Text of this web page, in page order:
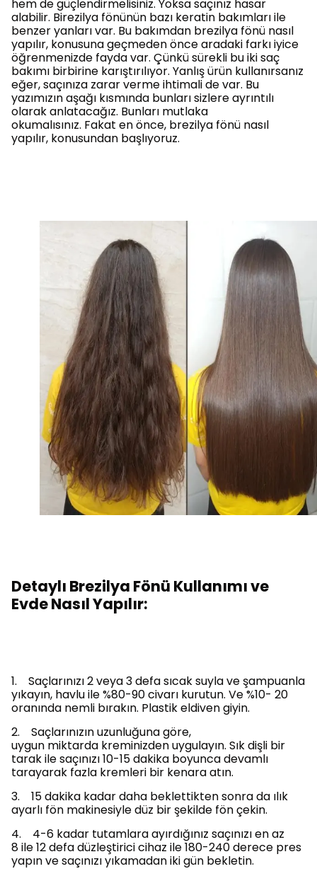
hem de güçlendirmelisiniz. Yoksa saçınız hasar
alabilir. Birezilya fönünün bazı keratin bakımları ile
benzer yanları var. Bu bakımdan brezilya fönü nasıl
yapılır, konusuna geçmeden önce aradaki farkı iyice
öğrenmenizde fayda var. Çünkü sürekli bu iki saç
bakımı birbirine karıştırılıyor. Yanlış ürün kullanırsanız
eğer, saçınıza zarar verme ihtimali de var. Bu
yazımızın aşağı kısmında bunları sizlere ayrıntılı
olarak anlatacağız. Bunları mutlaka
okumalısınız. Fakat en önce, brezilya fönü nasıl
yapılır, konusundan başlıyoruz.
Detaylı Brezilya Fönü Kullanımı ve
Evde Nasıl Yapılır:
1. Saçlarınızı 2 veya 3 defa sıcak suyla ve şampuanla
yıkayın, havlu ile %80-90 civarı kurutun. Ve %10- 20
oranında nemli bırakın. Plastik eldiven giyin.
2. Saçlarınızın uzunluğuna göre,
uygun miktarda kreminizden uygulayın. Sık dişli bir
tarak ile saçınızı 10-15 dakika boyunca devamlı
tarayarak fazla kremleri bir kenara atın.
3. 15 dakika kadar daha beklettikten sonra da ılık
ayarlı fön makinesiyle düz bir şekilde fön çekin.
4. 4-6 kadar tutamlara ayırdığınız saçınızı en az
8 ile 12 defa düzleştirici cihaz ile 180-240 derece pres
yapın ve saçınızı yıkamadan iki gün bekletin.